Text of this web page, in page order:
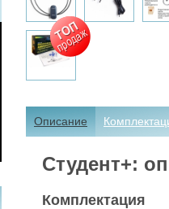
Описание
Студент+:
Комплектация